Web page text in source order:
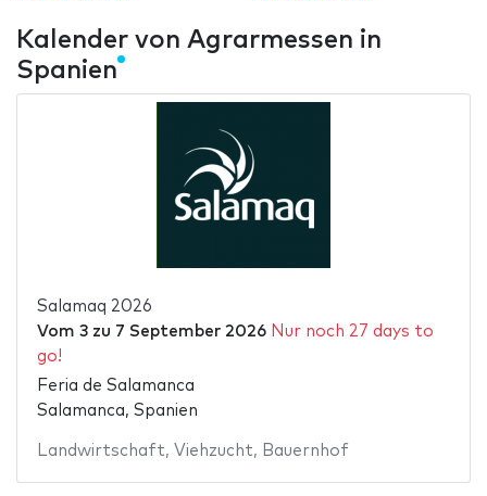
Kalender von Agrarmessen in
Spanien
Salamaq 2026
Vom 3zu 7 September 2026 Nur noch 27 days to
go!
Feria de Salamanca
Salamanca, Spanien
Landwirtschaft, Viehzucht, Bauernhof